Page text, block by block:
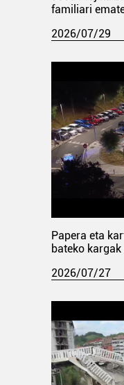
familiari
2026/07/29
Papera eta
bateko
2026/07/27